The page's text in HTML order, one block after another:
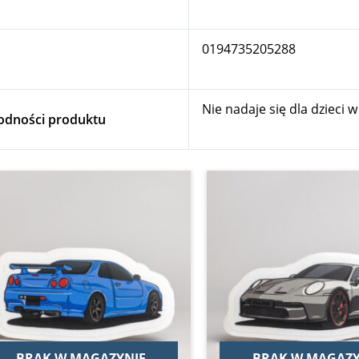
0194735205288
produktu
Nie nadaje się dla dzieci